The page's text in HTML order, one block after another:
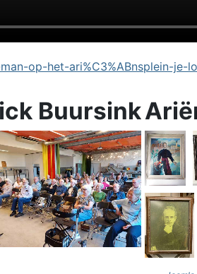
op-het-ari%C3%ABnsplein-
Buursink